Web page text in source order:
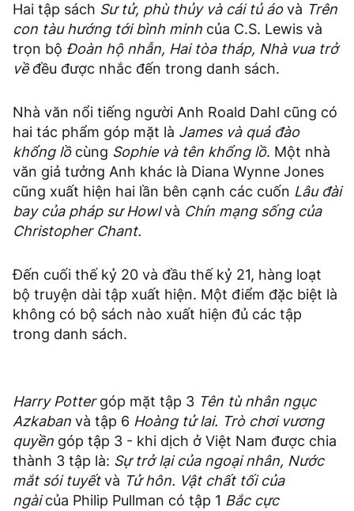
Hai tập sách Sư tử, phù thủy và cái tủ áovà Trên
con tàu hướng tới bình minh của C.S. Lewis và
trọn bộ Đoàn hộ nhẫn, Hai tòa tháp, Nhà vua trở
vềđều được nhắc đến trong danh sách.
Nhà văn nổi tiếng người Anh Roald Dahl cũng có
hai tác phẩm góp mặt là James và quả đào
khổng lồ cùng Sophie và tên khổng lồ. Một nhà
văn giả tưởng Anh khác là Diana Wynne Jones
cũng xuất hiện hai lần bên cạnh các cuốn Lâu đài
bay của pháp sư Howlvà Chín mạng sống của
Christopher Chant.
Đến cuối thế kỷ 20 và đầu thế kỷ 21, hàng loạt
bộ truyện dài tập xuất hiện. Một điểm đặc biệt là
không có bộ sách nào xuất hiện đủ các tập
trong danh sách.
Harry Pottergóp mặt tập 3 Tên tù nhân ngục
Azkaban và tập 6 Hoàng tử lai. Trò chơi vương
quyền góp tập 3 - khi dịch ở Việt Nam được chia
thành 3 tập là: Sự trở lại của ngoại nhân, Nước
mắt sói tuyếtvà Tử hôn. Vật chất tối của
ngàicủa Philip Pullman có tập 1 Bắc cực